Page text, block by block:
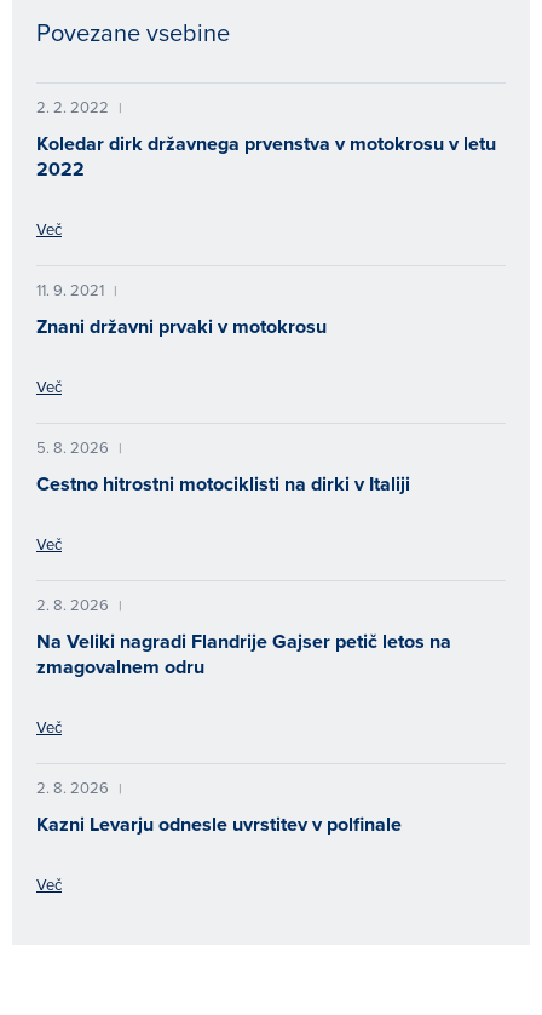
Povezane vsebine
2. 2. 2022 |
Koledar dirk državnega prvenstva v motokrosu v letu
2022
Več
11. 9. 2021 |
Znani državni prvaki v motokrosu
Več
5. 8. 2026 |
Cestno hitrostni motociklisti na dirki v Italiji
Več
2. 8. 2026 |
Na Veliki nagradi Flandrije Gajser petič letos na
zmagovalnem odru
Več
2. 8. 2026 |
Kazni Levarju odnesle uvrstitev v polfinale
Več